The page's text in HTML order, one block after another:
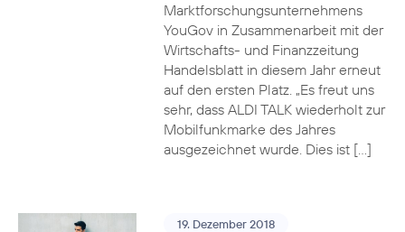
Marktforschungsunternehmens
YouGov in Zusammenarbeit mit der
Wirtschafts- und Finanzzeitung
Handelsblatt in diesem Jahr erneut
auf den ersten Platz. „Es freut uns
sehr, dass ALDI TALK wiederholt zur
Mobilfunkmarke des Jahres
ausgezeichnet wurde. Dies ist […]
19. Dezember 2018